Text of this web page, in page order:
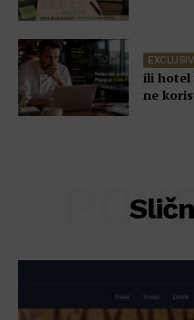
ili hotel
ne